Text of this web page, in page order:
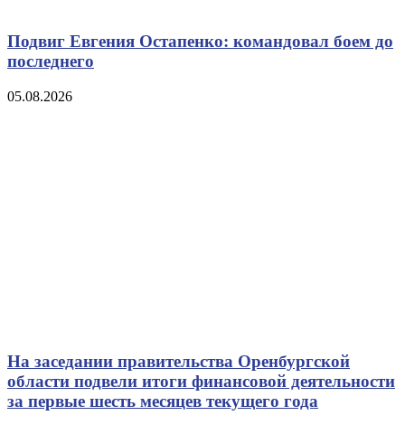
Подвиг Евгения Остапенко: командовал боем до
последнего
05.08.2026
На заседании правительства Оренбургской
области подвели итоги финансовой деятельности
за первые шесть месяцев текущего года